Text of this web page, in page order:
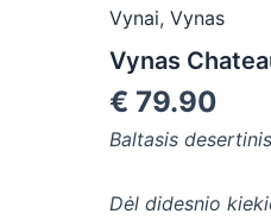
Vynai, Vynas
Vynas
€ 79.90
Baltasis
Dėl didesnio
Vynas
Guiraud
Sauternes
2010